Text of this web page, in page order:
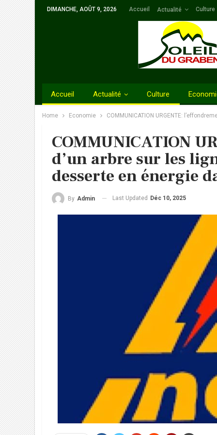
DIMANCHE, AOÛT 9, 2026 Accueil Actualité Culture
Accueil Actualité Culture
Home Economie COMMUNICATION URGENTE:
COMMUNICATION
d’un arbre sur les
desserte en énergie
By Admin Last Updated Déc 10, 2025